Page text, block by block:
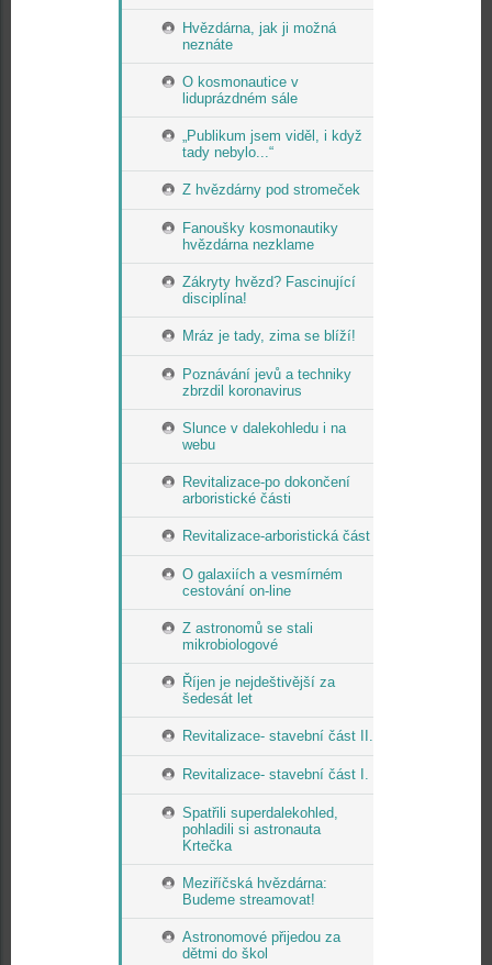
Hvězdárna, jak ji možná
neznáte
O kosmonautice v
liduprázdném sále
„Publikum jsem viděl, i když
tady nebylo...“
Z hvězdárny pod stromeček
Fanoušky kosmonautiky
hvězdárna nezklame
Zákryty hvězd? Fascinující
disciplína!
Mráz je tady, zima se blíží!
Poznávání jevů a techniky
zbrzdil koronavirus
Slunce v dalekohledu i na
webu
Revitalizace-po dokončení
arboristické části
Revitalizace-arboristická část
O galaxiích a vesmírném
cestování on-line
Z astronomů se stali
mikrobiologové
Říjen je nejdeštivější za
šedesát let
Revitalizace- stavební část II.
Revitalizace- stavební část I.
Spatřili superdalekohled,
pohladili si astronauta
Krtečka
Meziříčská hvězdárna:
Budeme streamovat!
Astronomové přijedou za
dětmi do škol